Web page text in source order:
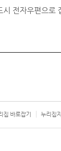
전자우편으
집 바로잡기 누리집